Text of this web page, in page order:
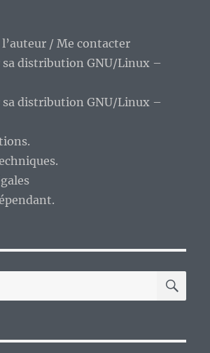
l’auteur / Me contacter
sa distribution GNU/Linux –
sa distribution GNU/Linux –